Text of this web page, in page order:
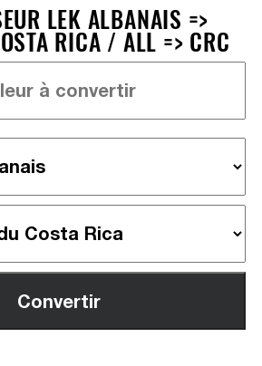
LEK ALBANAIS =>
RICA / ALL => CRC